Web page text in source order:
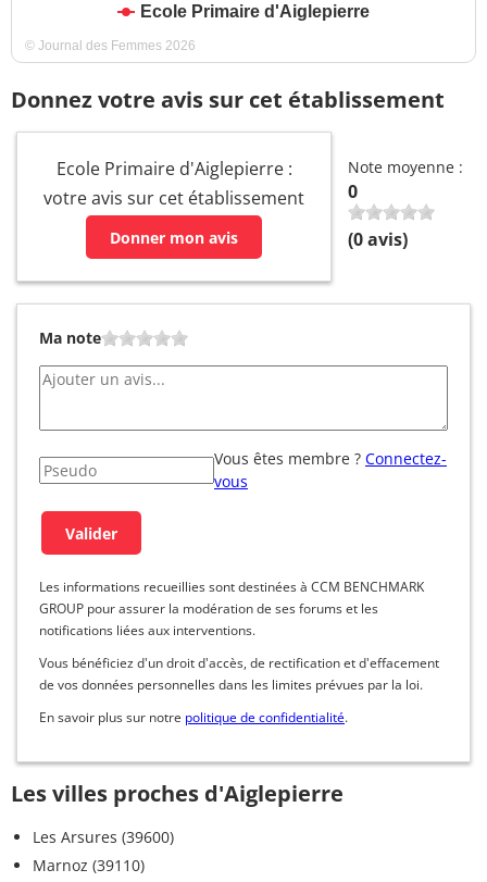
Ecole Primaire d'Aiglepierre
© Journal des Femmes 2026
Donnez votre avis sur cet établissement
Ecole Primaire d'Aiglepierre :
votre avis sur cet établissement
Donner mon avis
Note moyenne :
0
(0avis)
Ma note
Vous êtes membre ? Connectez-
vous
Les informations recueillies sont destinées à CCM BENCHMARK
GROUP pour assurer la modération de ses forums et les
notifications liées aux interventions.
Vous bénéficiez d'un droit d'accès, de rectification et d'effacement
de vos données personnelles dans les limites prévues par la loi.
En savoir plus sur notre politique de confidentialité.
Les villes proches d'Aiglepierre
Les Arsures (39600)
Marnoz (39110)